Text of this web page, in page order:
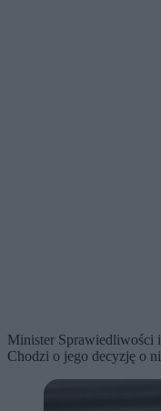
Minister Sprawiedliwości
Chodzi o jego decyzję o